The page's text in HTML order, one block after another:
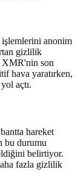
anonim
gizlilik
XMR'nin son
hava yaratırken,
açtı.
hareket
bu durumu
belirtiyor.
fazla gizlilik